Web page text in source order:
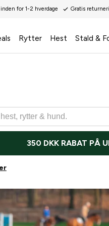
for 1-2 hverdage Gratis
Rytter Hest Stald &
350 DKK RABAT PÅ